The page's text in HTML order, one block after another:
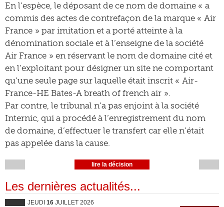
En l’espèce, le déposant de ce nom de domaine « a
commis des actes de contrefaçon de la marque « Air
France » par imitation et a porté atteinte à la
dénomination sociale et à l’enseigne de la société
Air France » en réservant le nom de domaine cité et
en l’exploitant pour désigner un site ne comportant
qu’une seule page sur laquelle était inscrit « Air-
France-HE Bates-A breath of french air ».
Par contre, le tribunal n’a pas enjoint à la société
Internic, qui a procédé à l’enregistrement du nom
de domaine, d’effectuer le transfert car elle n’était
pas appelée dans la cause.
lire la décision
Les dernières actualités...
JEUDI 16 JUILLET 2026